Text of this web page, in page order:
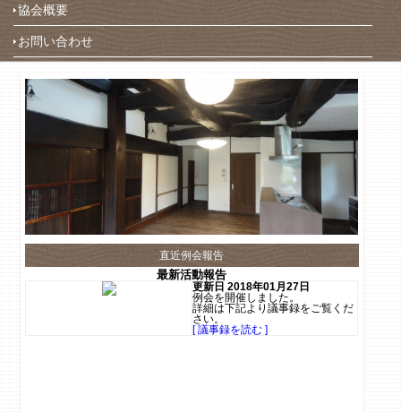
協会概要
お問い合わせ
直近例会報告
最新活動報告
更新日 2018年01月27日
例会を開催しました。
詳細は下記より議事録をご覧くだ
さい。
[ 議事録を読む ]